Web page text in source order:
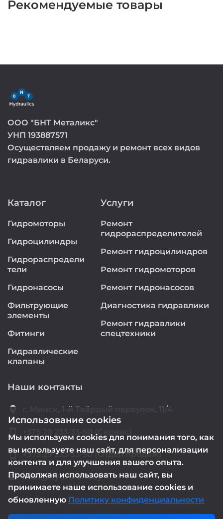
Рекомендуемые товары
ООО "БНТ Металикс"
УНП 193887571
Осуществляем продажу и ремонт всех видов
гидравлики в Беларуси.
Каталог
Гидромоторы
Гидроцилиндры
Гидрораспредели
тели
Гидронасосы
Фильтрующие
элементы
Фитинги
Гидравлические
клапаны
Услуги
Ремонт
гидрораспределителей
Ремонт гидроцилиндров
Ремонт гидромоторов
Ремонт гидронасосов
Диагностика гидравлики
Ремонт гидравлики
спецтехники
Наши контакты
location_on г. Минск, 1-й Твёрдый переулок, 11/4
smartphone +375 29 233-33-50 (Сервис)
smartphone +375 29 233-33-50 (Отдел продаж)
email mail@hydrorem.by
Использование cookies
Мы используем cookies для понимания того, как
вы используете наш сайт, для персонализации
контента и для улучшения вашего опыта.
Продолжая использовать наш сайт, вы
принимаете наше использование cookies и
обновленную Политику конфиденциальности